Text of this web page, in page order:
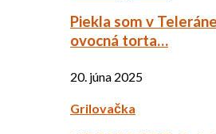
Piekla som v
ovocná torta…
20. júna 2025
Grilovačka